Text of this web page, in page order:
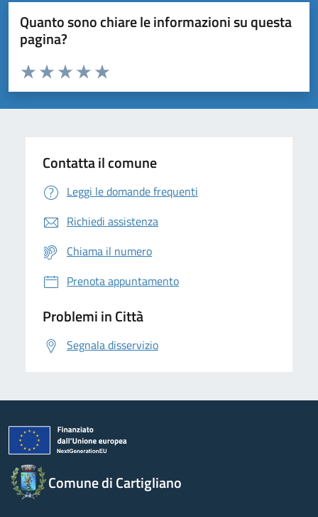
Quanto sono chiare le informazioni su questa
pagina?
Domanda
Valuta da 1 a 5 stelle la pagina
Valuta 5 stelle su 5
Valuta 4 stelle su 5
Valuta 3 stelle su 5
Valuta 2 stelle su 5
Valuta 1 stelle su 5
Contatta il comune
Leggi le domande frequenti
Richiedi assistenza
Chiama il numero
Prenota appuntamento
Problemi in Città
Segnala disservizio
Comune di Cartigliano